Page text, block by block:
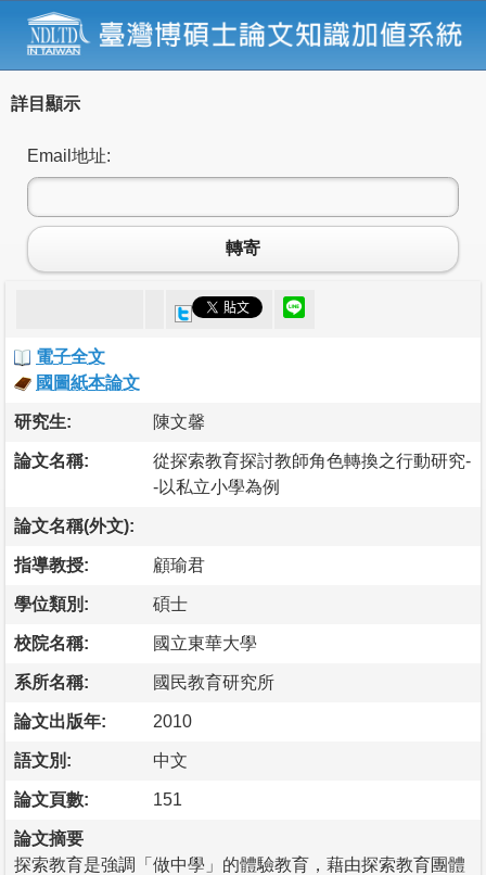
詳目顯示
Email地址:
轉寄
電子全文
國圖紙本論文
研究生: 陳文馨
論文名稱:
從探索教育探討教師角色轉換之行動研究-
-以私立小學為例
論文名稱(外文):
指導教授: 顧瑜君
學位類別: 碩士
校院名稱: 國立東華大學
系所名稱: 國民教育研究所
論文出版年: 2010
語文別: 中文
論文頁數: 151
論文摘要
探索教育是強調「做中學」的體驗教育，藉由探索教育團體